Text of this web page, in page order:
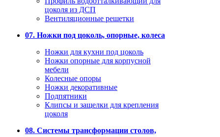
цоколя из ДСП
Вентиляционные решетки
07. Ножки под цоколь, опорные, колеса
Ножки для кухни под цоколь
Ножки опорные для корпусной
мебели
Колесные опоры
Ножки декоративные
Подпятники
Клипсы и защелки для крепления
цоколя
08. Системы трансформации столов,